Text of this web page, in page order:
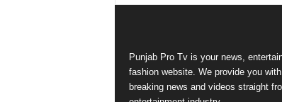
Punjab Pro Tv is your news,
fashion website. We provide you
breaking news and videos straight